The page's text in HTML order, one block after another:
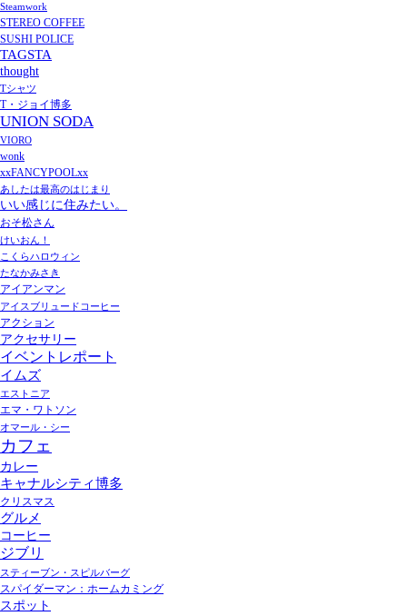
Steamwork
STEREO COFFEE
SUSHI POLICE
TAGSTA
thought
Tシャツ
T・ジョイ博多
UNION SODA
VIORO
wonk
xxFANCYPOOLxx
あしたは最高のはじまり
いい感じに住みたい。
おそ松さん
けいおん！
こくらハロウィン
たなかみさき
アイアンマン
アイスブリュードコーヒー
アクション
アクセサリー
イベントレポート
イムズ
エストニア
エマ・ワトソン
オマール・シー
カフェ
カレー
キャナルシティ博多
クリスマス
グルメ
コーヒー
ジブリ
スティーブン・スピルバーグ
スパイダーマン：ホームカミング
スポット